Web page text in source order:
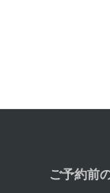
ご予約前